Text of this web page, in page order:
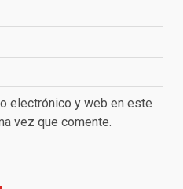
electrónico y web en este
vez que comente.